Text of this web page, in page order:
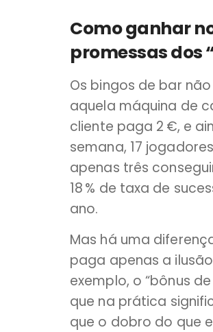
Como ganhar
promessas dos
Os bingos de bar
aquela máquina de
cliente paga 2 €, e
semana, 17
apenas três
18 % de taxa de
ano.
Mas há uma
paga apenas a
exemplo, o “bônus
que na prática
que o dobro do que